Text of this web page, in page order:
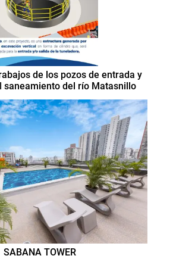
de los pozos de entrada y
saneamiento del río Matasnillo
SABANA TOWER